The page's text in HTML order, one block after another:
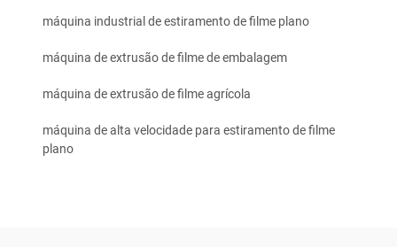
máquina industrial de estiramento de filme plano
máquina de extrusão de filme de embalagem
máquina de extrusão de filme agrícola
máquina de alta velocidade para estiramento de filme
plano